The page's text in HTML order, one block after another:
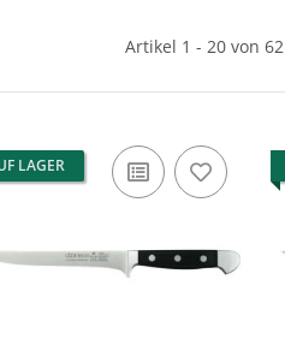
Artikel 1 - 20 von 62
LAGER